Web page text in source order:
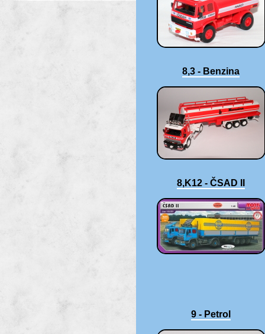
8,3 - Benzina
8,K12 - ČSAD II
9 - Petrol